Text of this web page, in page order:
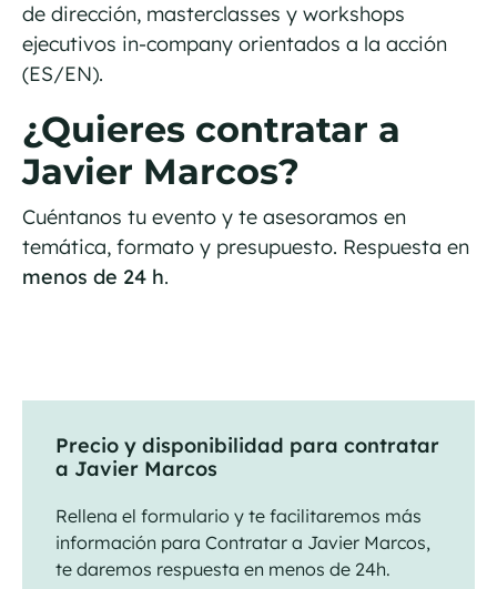
de dirección, masterclasses y workshops
ejecutivos in-company orientados a la acción
(ES/EN).
¿Quieres contratar a
Javier Marcos?
Cuéntanos tu evento y te asesoramos en
temática, formato y presupuesto. Respuesta en
menos de 24 h.
Precio y disponibilidad para contratar
a Javier Marcos
Rellena el formulario y te facilitaremos más
información para Contratar a Javier Marcos,
te daremos respuesta en menos de 24h.